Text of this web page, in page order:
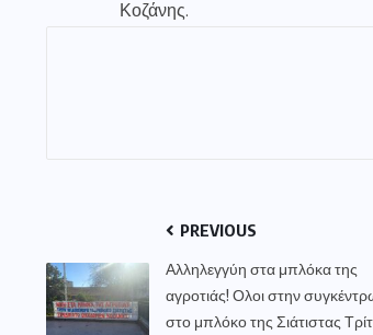
Κοζάνης.
PREVIOUS
Αλληλεγγύη στα μπλόκα της
αγροτιάς! Ολοι στην
στο μπλόκο της Σιάτιστας